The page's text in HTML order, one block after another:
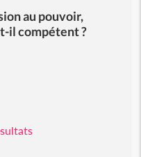
au pouvoir,
il compétent ?